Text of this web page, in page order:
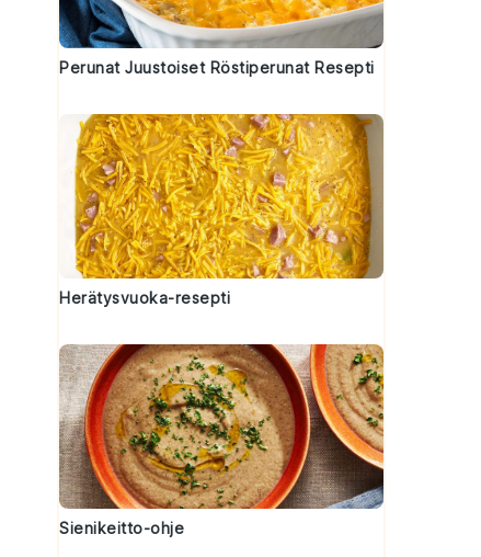
Perunat Juustoiset Röstiperunat Resepti
Herätysvuoka-resepti
Sienikeitto-ohje